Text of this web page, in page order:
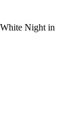
Night in